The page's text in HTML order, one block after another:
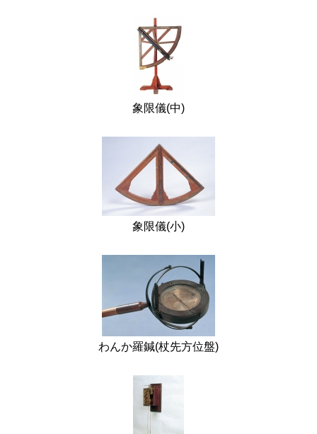
象限儀(中)
象限儀(小)
わんか羅鍼(杖先方位盤)